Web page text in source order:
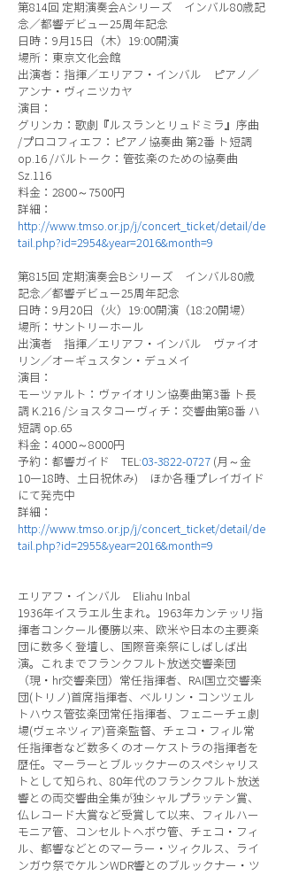
第814回 定期演奏会Aシリーズ インバル80歳記
念／都響デビュー25周年記念
日時：9月15日（木）19:00開演
場所：東京文化会館
出演者：指揮／エリアフ・インバル ピアノ／
アンナ・ヴィニツカヤ
演目：
グリンカ：歌劇『ルスランとリュドミラ』序曲
/プロコフィエフ：ピアノ協奏曲 第2番 ト短調
op.16 /バルトーク：管弦楽のための協奏曲
Sz.116
料金：2800～7500円
詳細：
http://www.tmso.or.jp/j/concert_ticket/detail/de
tail.php?id=2954&year=2016&month=9
第815回 定期演奏会Bシリーズ インバル80歳
記念／都響デビュー25周年記念
日時：9月20日（火）19:00開演（18:20開場）
場所：サントリーホール
出演者 指揮／エリアフ・インバル ヴァイオ
リン／オーギュスタン・デュメイ
演目：
モーツァルト：ヴァイオリン協奏曲第3番 ト長
調 K.216 /ショスタコーヴィチ：交響曲第8番 ハ
短調 op.65
料金：4000～8000円
予約：都響ガイド TEL:03-3822-0727 (月～金
10―18時、土日祝休み) ほか各種プレイガイド
にて発売中
詳細：
http://www.tmso.or.jp/j/concert_ticket/detail/de
tail.php?id=2955&year=2016&month=9
エリアフ・インバル Eliahu Inbal
1936年イスラエル生まれ。1963年カンテッリ指
揮者コンクール優勝以来、欧米や日本の主要楽
団に数多く登壇し、国際音楽祭にしばしば出
演。これまでフランクフルト放送交響楽団
（現・hr交響楽団）常任指揮者、RAI国立交響楽
団(トリノ)首席指揮者、ベルリン・コンツェル
トハウス管弦楽団常任指揮者、フェニーチェ劇
場(ヴェネツィア)音楽監督、チェコ・フィル常
任指揮者など数多くのオーケストラの指揮者を
歴任。マーラーとブルックナーのスペシャリス
トとして知られ、80年代のフランクフルト放送
響との両交響曲全集が独シャルプラッテン賞、
仏レコード大賞など受賞して以来、フィルハー
モニア管、コンセルトヘボウ管、チェコ・フィ
ル、都響などとのマーラー・ツィクルス、ライ
ンガウ祭でケルンWDR響とのブルックナー・ツ